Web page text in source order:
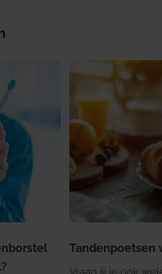
Tandenpoetsen